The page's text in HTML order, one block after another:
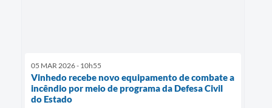
05 MAR 2026 - 10h55
Vinhedo recebe novo equipamento de combate a
incêndio por meio de programa da Defesa Civil
do Estado